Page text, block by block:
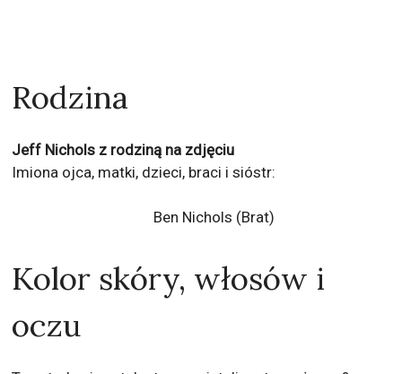
Rodzina
Jeff Nichols z rodziną na zdjęciu
Imiona ojca, matki, dzieci, braci i sióstr:
Ben Nichols (Brat)
Kolor skóry, włosów i
oczu